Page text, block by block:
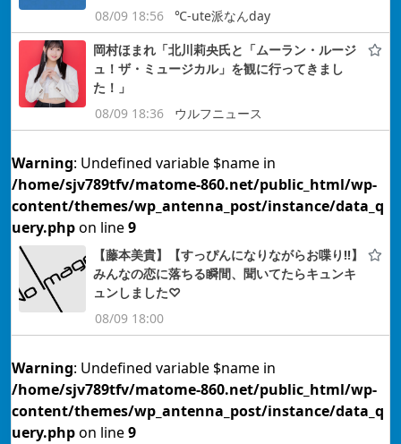
08/09 18:56
℃-ute派なんday
岡村ほまれ「北川莉央氏と「ムーラン・ルージ
ュ！ザ・ミュージカル」を観に行ってきまし
た！」
08/09 18:36
ウルフニュース
Warning: Undefined variable $name in
/home/sjv789tfv/matome-860.net/public_html/wp-
content/themes/wp_antenna_post/instance/data_q
uery.phpon line9
【藤本美貴】【すっぴんになりながらお喋り!!】
みんなの恋に落ちる瞬間、聞いてたらキュンキ
ュンしました♡
08/09 18:00
Warning: Undefined variable $name in
/home/sjv789tfv/matome-860.net/public_html/wp-
content/themes/wp_antenna_post/instance/data_q
uery.phpon line9